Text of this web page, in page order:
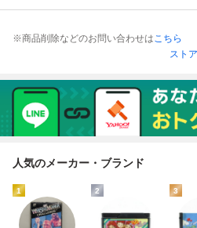
※商品削除などのお問い合わせはこちら
スト
人気のメーカー・ブランド
1 2 3